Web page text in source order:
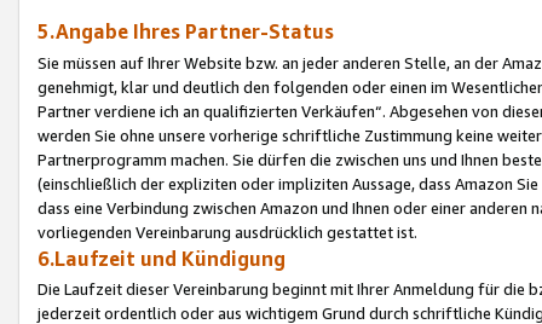
5.Angabe Ihres Partner-Status
Sie müssen auf Ihrer Website bzw. an jeder anderen Stelle, an der
genehmigt, klar und deutlich den folgenden oder einen im
Partner verdiene ich an qualifizierten Verkäufen“. Abgesehen von
werden Sie ohne unsere vorherige schriftliche Zustimmung keine
Partnerprogramm machen. Sie dürfen die zwischen uns und Ihnen
(einschließlich der expliziten oder impliziten Aussage, dass Amazon
dass eine Verbindung zwischen Amazon und Ihnen oder einer
vorliegenden Vereinbarung ausdrücklich gestattet ist.
6.Laufzeit und Kündigung
Die Laufzeit dieser Vereinbarung beginnt mit Ihrer Anmeldung für die
jederzeit ordentlich oder aus wichtigem Grund durch schriftliche